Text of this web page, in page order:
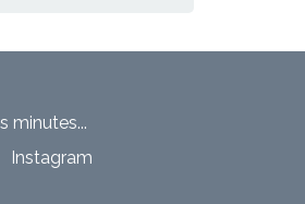
minutes...
Instagram